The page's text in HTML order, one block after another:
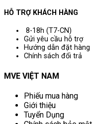
HỖ TRỢ KHÁCH HÀNG
8-18h (T7-CN)
Gửi yêu cầu hỗ trợ
Hướng dẫn đặt hàng
Chính sách đổi trả
MVE VIỆT NAM
Phiếu mua hàng
Giới thiệu
Tuyển Dụng